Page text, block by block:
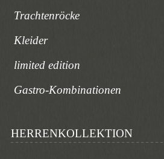
Trachtenröcke
Kleider
limited edition
Gastro-Kombinationen
HERRENKOLLEKTION